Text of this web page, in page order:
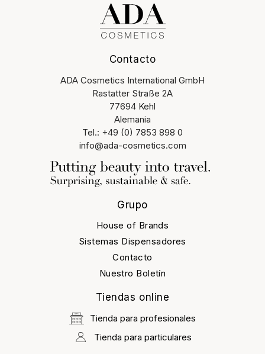
Contacto
ADA Cosmetics International GmbH
Rastatter Straße 2A
77694 Kehl
Alemania
Tel.: +49 (0) 7853 898 0
info@ada-cosmetics.com
Grupo
House of Brands
Sistemas Dispensadores
Contacto
Nuestro Boletín
Tiendas online
Tienda para profesionales
Tienda para particulares